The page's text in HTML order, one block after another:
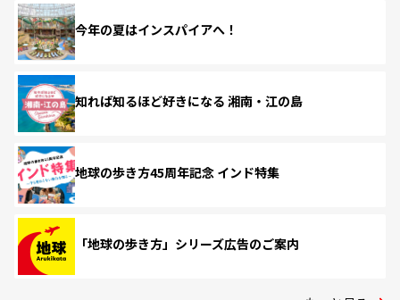
今年の夏はインスパイアへ！
知れば知るほど好きになる 湘南・江の島
地球の歩き方45周年記念 インド特集
「地球の歩き方」シリーズ広告のご案内